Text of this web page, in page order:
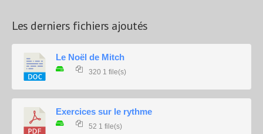
Les derniers fichiers ajoutés
Le Noël de Mitch
320 1 file(s)
Exercices sur le rythme
52 1 file(s)